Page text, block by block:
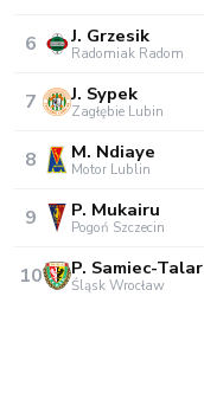
6 J. Grzesik
Radomiak Radom
7 J. Sypek
Zagłębie Lubin
8 M. Ndiaye
Motor Lublin
9 P. Mukairu
Pogoń Szczecin
10 P. Samiec-Talar
Śląsk Wrocław